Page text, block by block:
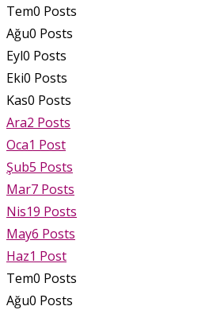
Tem0 Posts
Ağu0 Posts
Eyl0 Posts
Eki0 Posts
Kas0 Posts
Ara2 Posts
Oca1 Post
Şub5 Posts
Mar7 Posts
Nis19 Posts
May6 Posts
Haz1 Post
Tem0 Posts
Ağu0 Posts